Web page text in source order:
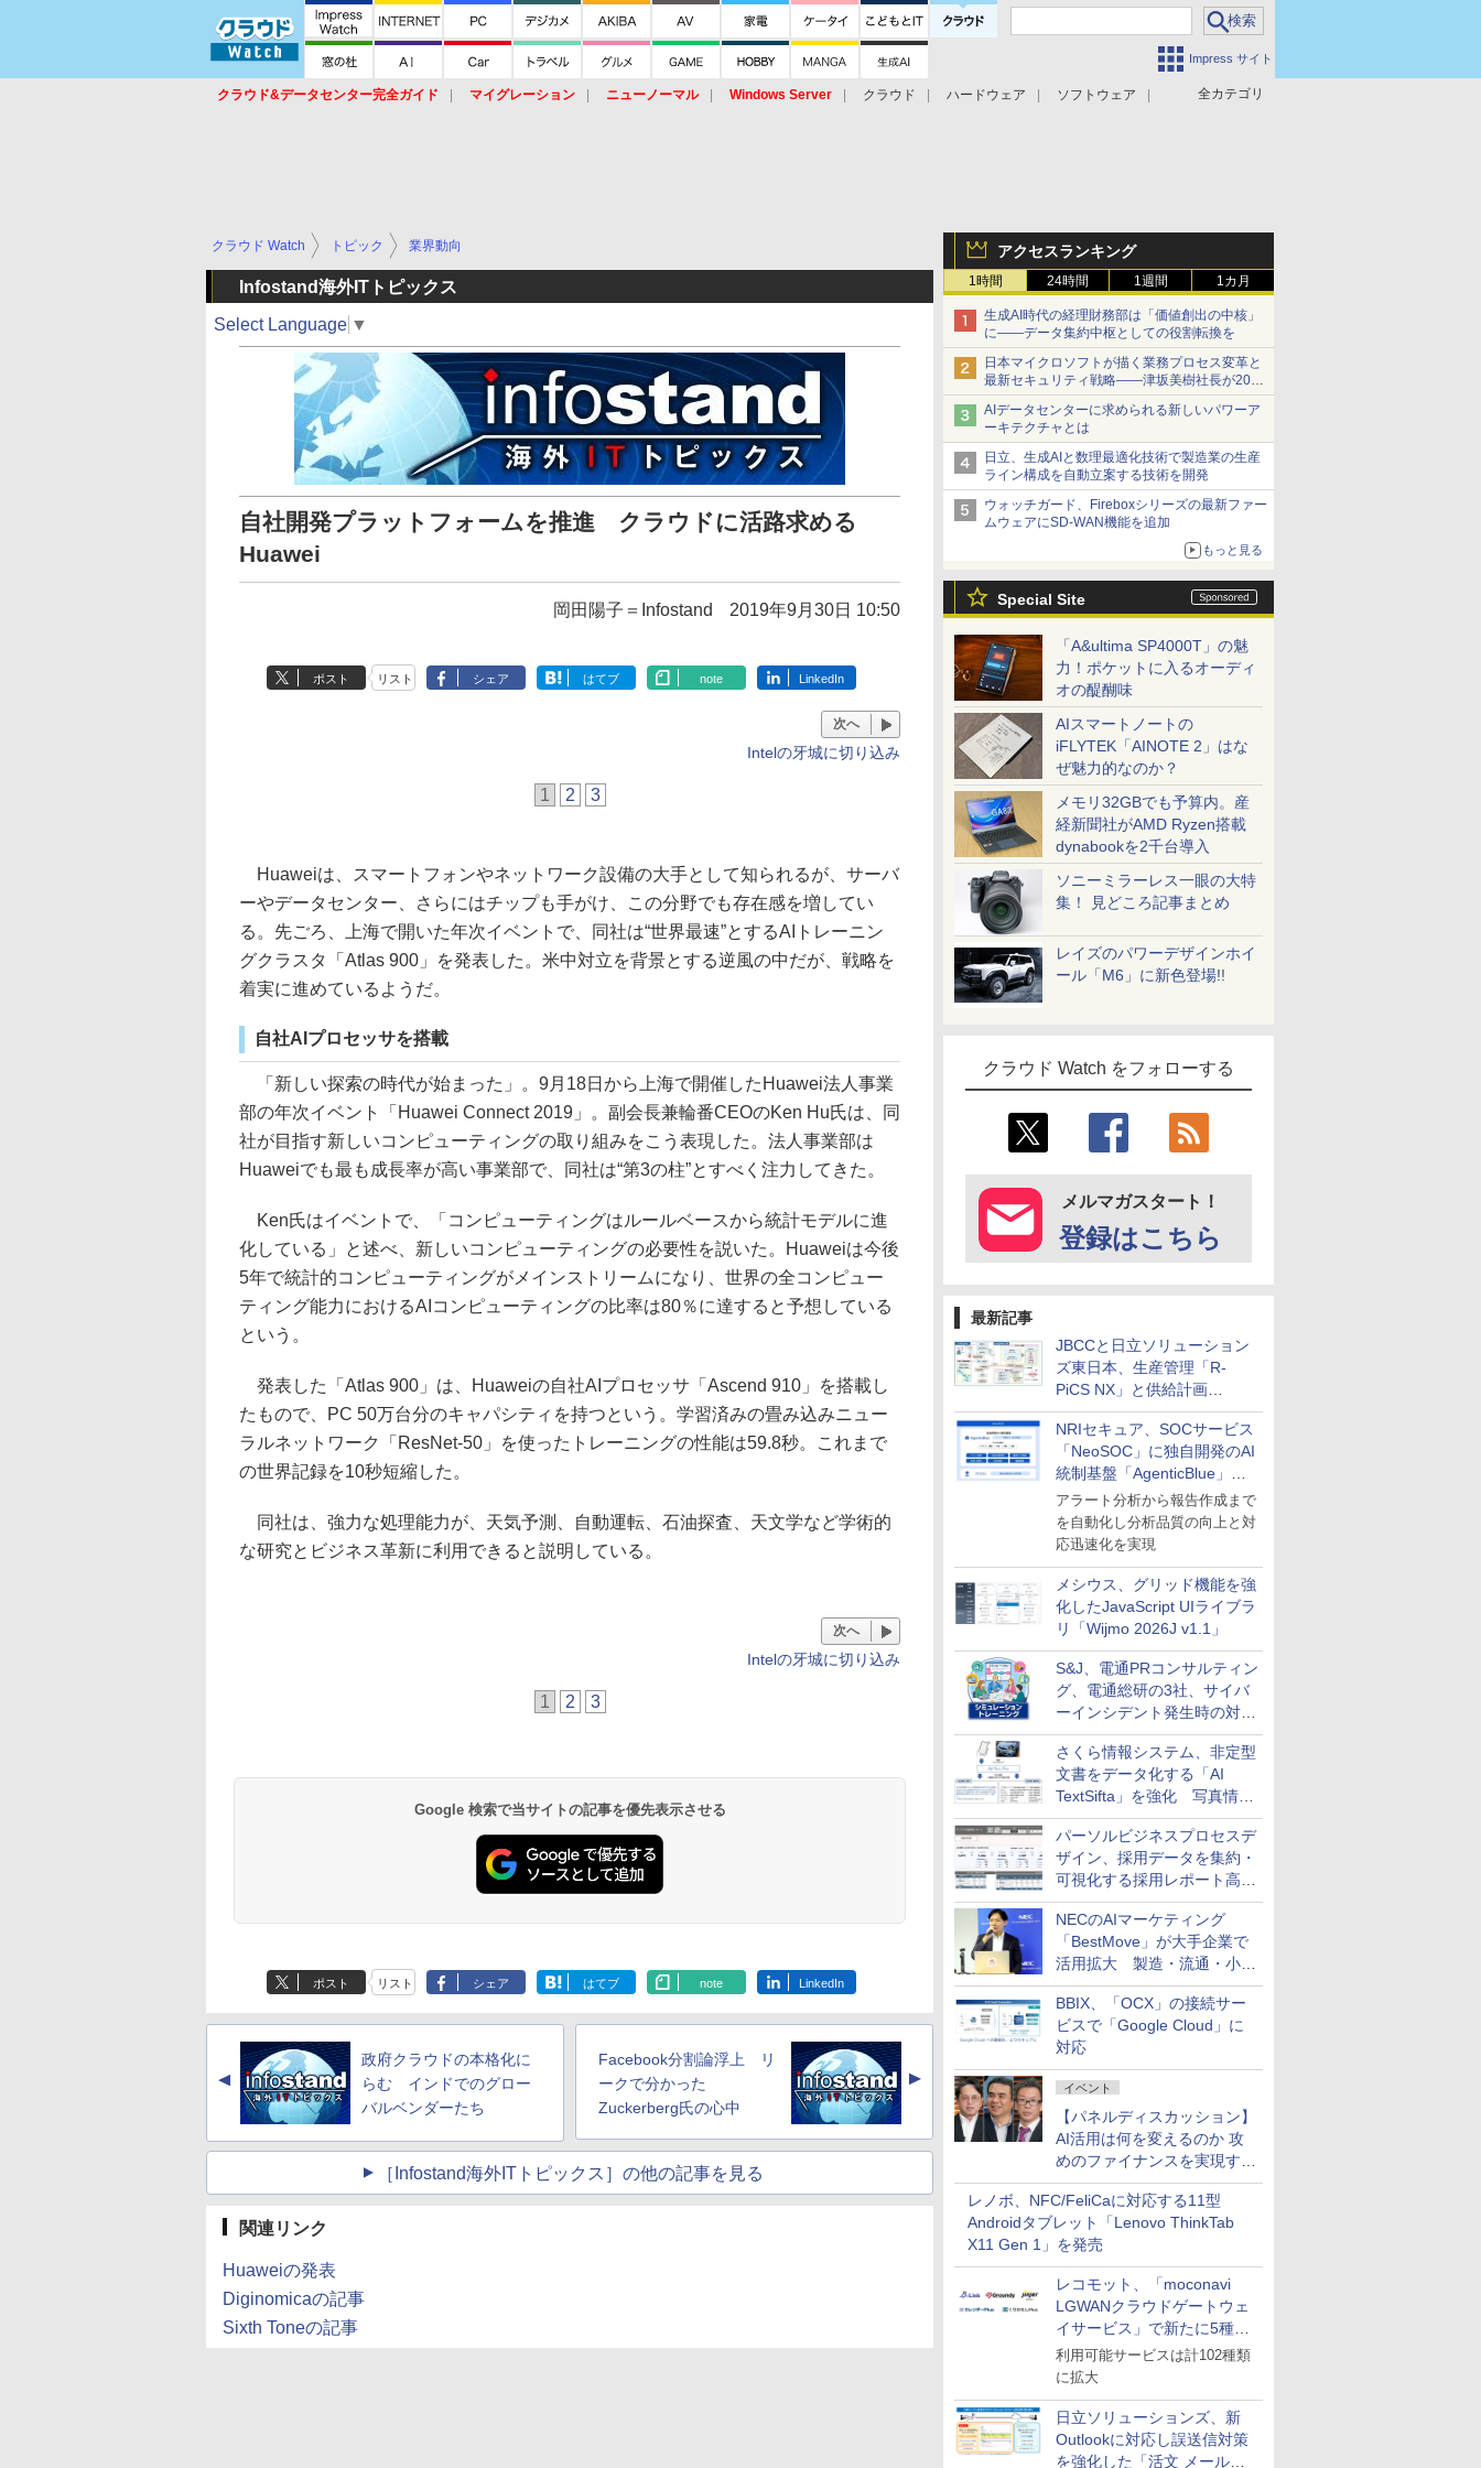
Impress サイト
全カテゴリ
クラウド&データセンター完全ガイド マイグレーション ニューノーマル Windows Server クラウド ハードウェア
ソフトウェア
アクセスランキング
1時間 24時間 1週間 1カ月
生成AI時代の経理財務部は「価値創出の中核」
に――データ集約中枢としての役割転換を
日本マイクロソフトが描く業務プロセス変革と
最新セキュリティ戦略――津坂美樹社長が2027
年度戦略を説明
AIデータセンターに求められる新しいパワーア
ーキテクチャとは
日立、生成AIと数理最適化技術で製造業の生産
ライン構成を自動立案する技術を開発
ウォッチガード、Fireboxシリーズの最新ファー
ムウェアにSD-WAN機能を追加
もっと見る
Special Site
「A&ultima SP4000T」の魅
力！ポケットに入るオーディ
オの醍醐味
AIスマートノートの
iFLYTEK「AINOTE 2」はな
ぜ魅力的なのか？
メモリ32GBでも予算内。産
経新聞社がAMD Ryzen搭載
dynabookを2千台導入
ソニーミラーレス一眼の大特
集！ 見どころ記事まとめ
レイズのパワーデザインホイ
ール「M6」に新色登場!!
クラウド Watch をフォローする
メルマガスタート！
登録はこちら
最新記事
JBCCと日立ソリューション
ズ東日本、生産管理「R-
PiCS NX」と供給計画
「scSQUARE ISP」の連携サ
ービスを提供開始
NRIセキュア、SOCサービス
「NeoSOC」に独自開発のAI
統制基盤「AgenticBlue」を
導入
アラート分析から報告作成まで
を自動化し分析品質の向上と対
応迅速化を実現
メシウス、グリッド機能を強
化したJavaScript UIライブラ
リ「Wijmo 2026J v1.1」
S&J、電通PRコンサルティン
グ、電通総研の3社、サイバ
ーインシデント発生時の対応
と危機管理広報を一体的に訓
練するプログラムを提供
さくら情報システム、非定型
文書をデータ化する「AI
TextSifta」を強化 写真情報
のデータ化などに対応
パーソルビジネスプロセスデ
ザイン、採用データを集約・
可視化する採用レポート高速
化サービスを提供
NECのAIマーケティング
「BestMove」が大手企業で
活用拡大 製造・流通・小売
企業・広告代理店などが実装
フェーズへ
BBIX、「OCX」の接続サー
ビスで「Google Cloud」に
対応
イベント
【パネルディスカッション】
AI活用は何を変えるのか 攻
めのファイナンスを実現する
業務設計とマインドセット変
革
レノボ、NFC/FeliCaに対応する11型
Androidタブレット「Lenovo ThinkTab
X11 Gen 1」を発売
レコモット、「moconavi
LGWANクラウドゲートウェ
イサービス」で新たに5種類
のサービスと連携開始
利用可能サービスは計102種類
に拡大
日立ソリューションズ、新
Outlookに対応し誤送信対策
を強化した「活文 メール誤
クラウド Watch トピック 業界動向
Infostand海外ITトピックス
Select Language ▼
自社開発プラットフォームを推進 クラウドに活路求める
Huawei
岡田陽子＝Infostand 2019年9月30日 10:50
ポスト リスト シェア はてブ note LinkedIn
次へ
Intelの牙城に切り込み
1 2 3
Huaweiは、スマートフォンやネットワーク設備の大手として知られるが、サーバ
ーやデータセンター、さらにはチップも手がけ、この分野でも存在感を増してい
る。先ごろ、上海で開いた年次イベントで、同社は“世界最速”とするAIトレーニン
グクラスタ「Atlas 900」を発表した。米中対立を背景とする逆風の中だが、戦略を
着実に進めているようだ。
自社AIプロセッサを搭載
「新しい探索の時代が始まった」。9月18日から上海で開催したHuawei法人事業
部の年次イベント「Huawei Connect 2019」。副会長兼輪番CEOのKen Hu氏は、同
社が目指す新しいコンピューティングの取り組みをこう表現した。法人事業部は
Huaweiでも最も成長率が高い事業部で、同社は“第3の柱”とすべく注力してきた。
Ken氏はイベントで、「コンピューティングはルールベースから統計モデルに進
化している」と述べ、新しいコンピューティングの必要性を説いた。Huaweiは今後
5年で統計的コンピューティングがメインストリームになり、世界の全コンピュー
ティング能力におけるAIコンピューティングの比率は80％に達すると予想している
という。
発表した「Atlas 900」は、Huaweiの自社AIプロセッサ「Ascend 910」を搭載し
たもので、PC 50万台分のキャパシティを持つという。学習済みの畳み込みニュー
ラルネットワーク「ResNet-50」を使ったトレーニングの性能は59.8秒。これまで
の世界記録を10秒短縮した。
同社は、強力な処理能力が、天気予測、自動運転、石油探査、天文学など学術的
な研究とビジネス革新に利用できると説明している。
次へ
Intelの牙城に切り込み
1 2 3
Google 検索で当サイトの記事を優先表示させる
ポスト リスト シェア はてブ note LinkedIn
▲
政府クラウドの本格化に
らむ インドでのグロー
バルベンダーたち
Facebook分割論浮上 リ
ークで分かった
Zuckerberg氏の心中
▲
［Infostand海外ITトピックス］の他の記事を見る
関連リンク
Huaweiの発表
Diginomicaの記事
Sixth Toneの記事